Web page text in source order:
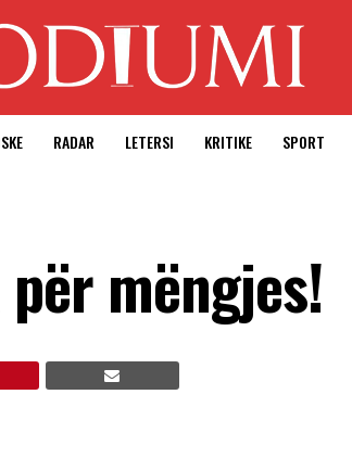
RADAR LETERSI KRITIKE SPORT
mëngjes!